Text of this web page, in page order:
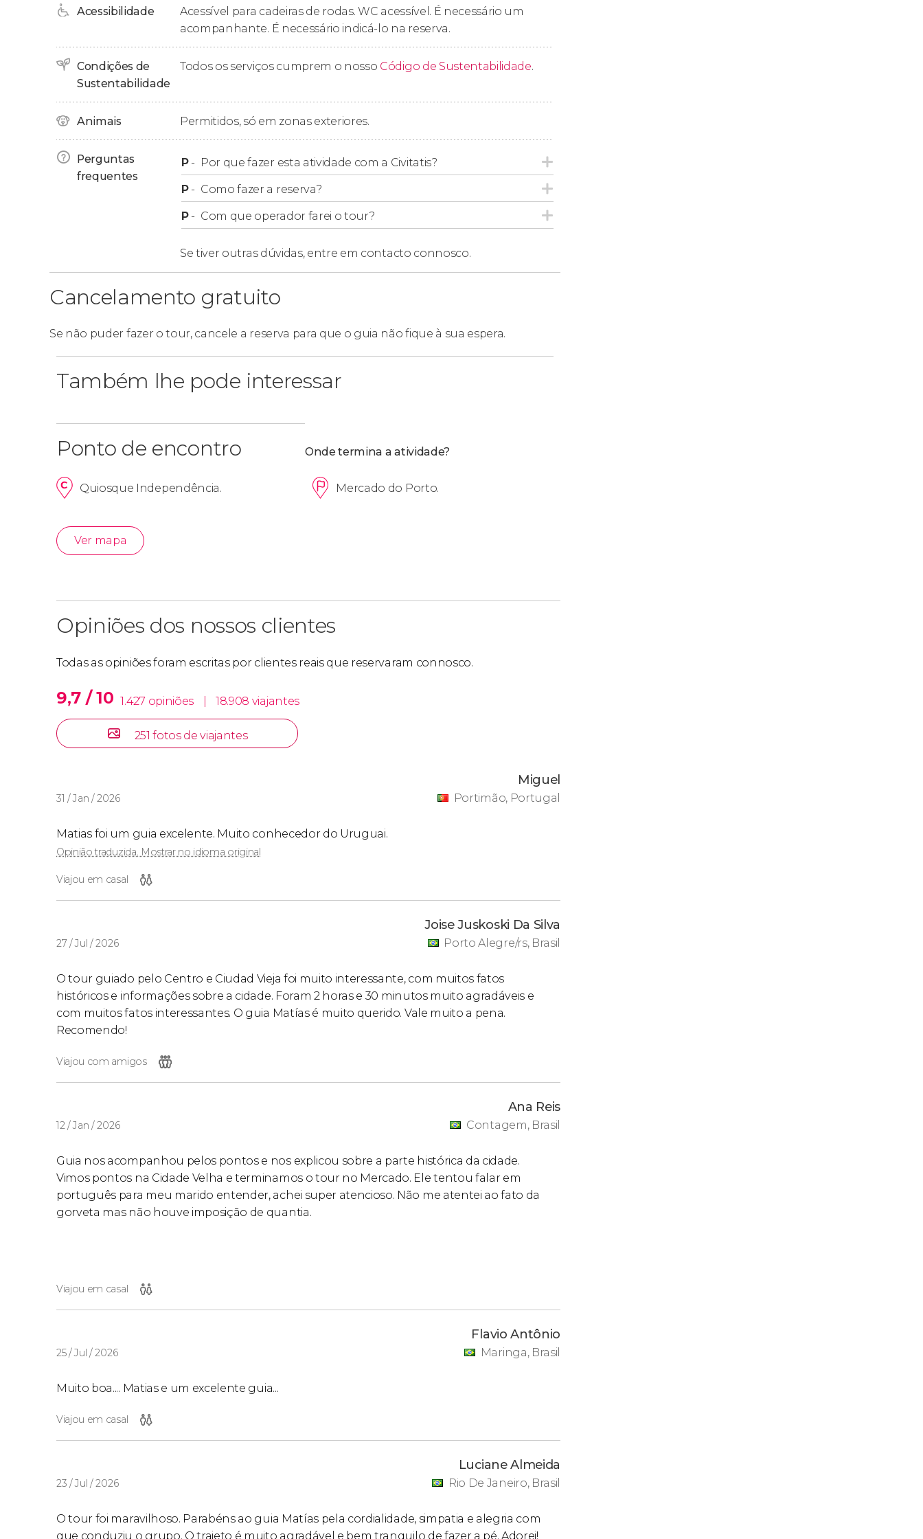
Montevidéu, um dos templos mais antigos do país.
A partir desse ponto, caminharemos até a pitorescaPlaza Zabalae, como ponto final,
chegaremos aoMercado do Porto, um dos locais mais emblemáticos de Montevidéu.
recomendações gastronômicas para que você possa degustar as delícias locais por conta
Grupos
não aceita grupos de mais de 6 pessoas , mesmo se forem feitas reservas
separadas. Se você for parte de um grupo maior, recomendamos reservar nossotour
privado por Montevidéu
Acessibilidade
Acessível para cadeiras de rodas. WC acessível. É necessário um
acompanhante. É necessário indicá-lo na reserva.
Condições de
Sustentabilidade
Todos os serviços cumprem o nosso Código de Sustentabilidade.
Animais Permitidos, só em zonas exteriores.
Perguntas
frequentes
P- Por que fazer esta atividade com a Civitatis?
P- Como fazer a reserva?
P- Com que operador farei o tour?
Se tiver outras dúvidas, entre em contacto connosco.
Cancelamento gratuito
Se não puder fazer o tour, cancele a reserva para que o guia não fique à sua espera.
Também lhe pode interessar
Ponto de encontro Onde termina a atividade?
Quiosque Independência. Mercado do Porto.
Ver mapa
Opiniões dos nossos clientes
Todas as opiniões foram escritas por clientes reais que reservaram connosco.
9,7 / 10 1.427 opiniões 18.908 viajantes
251 fotos de viajantes
31 / Jan / 2026
Miguel
Portimão, Portugal
Matias foi um guia excelente. Muito conhecedor do Uruguai.
Opinião traduzida. Mostrar no idioma original
Viajou em casal
27 / Jul / 2026
Joise Juskoski Da Silva
Porto Alegre/rs, Brasil
O tour guiado pelo Centro e Ciudad Vieja foi muito interessante, com muitos fatos
históricos e informações sobre a cidade. Foram 2 horas e 30 minutos muito agradáveis e
com muitos fatos interessantes. O guia Matías é muito querido. Vale muito a pena.
Recomendo!
Viajou com amigos
12 / Jan / 2026
Ana Reis
Contagem, Brasil
Guia nos acompanhou pelos pontos e nos explicou sobre a parte histórica da cidade.
Vimos pontos na Cidade Velha e terminamos o tour no Mercado. Ele tentou falar em
português para meu marido entender, achei super atencioso. Não me atentei ao fato da
gorveta mas não houve imposição de quantia.
Viajou em casal
25 / Jul / 2026
Flavio Antônio
Maringa, Brasil
Muito boa.... Matias e um excelente guia...
Viajou em casal
23 / Jul / 2026
Luciane Almeida
Rio De Janeiro, Brasil
O tour foi maravilhoso. Parabéns ao guia Matías pela cordialidade, simpatia e alegria com
que conduziu o grupo. O trajeto é muito agradável e bem tranquilo de fazer a pé. Adorei!